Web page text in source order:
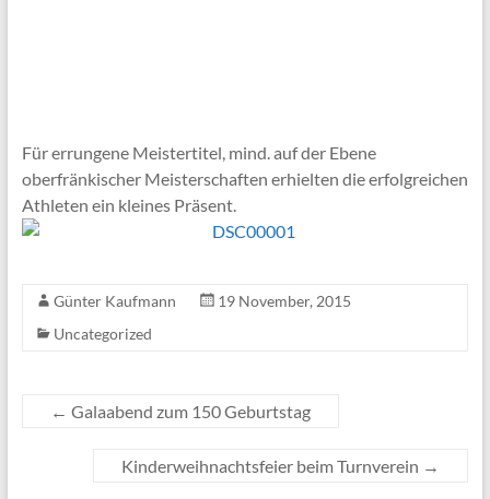
Für errungene Meistertitel, mind. auf der Ebene
oberfränkischer Meisterschaften erhielten die erfolgreichen
Athleten ein kleines Präsent.
Günter Kaufmann
19 November, 2015
Uncategorized
← Galaabend zum 150 Geburtstag
Kinderweihnachtsfeier beim Turnverein →